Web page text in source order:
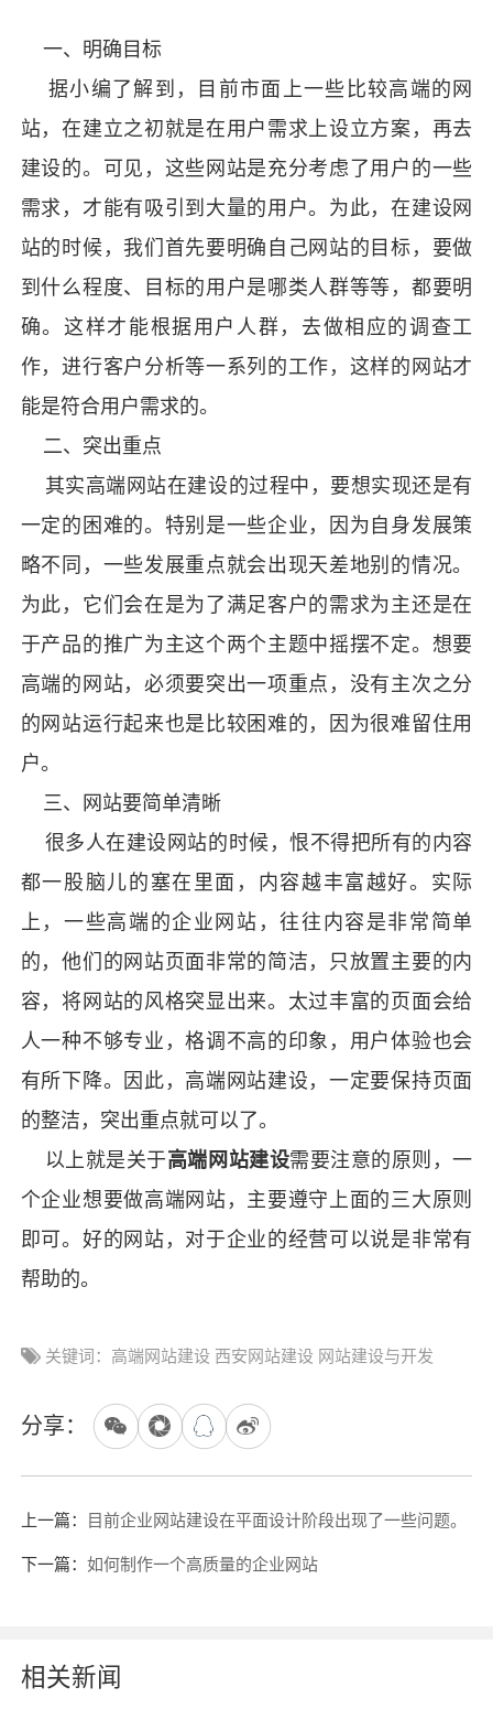
一、明确目标
据小编了解到，目前市面上一些比较高端的网
站，在建立之初就是在用户需求上设立方案，再去
建设的。可见，这些网站是充分考虑了用户的一些
需求，才能有吸引到大量的用户。为此，在建设网
站的时候，我们首先要明确自己网站的目标，要做
到什么程度、目标的用户是哪类人群等等，都要明
确。这样才能根据用户人群，去做相应的调查工
作，进行客户分析等一系列的工作，这样的网站才
能是符合用户需求的。
二、突出重点
其实高端网站在建设的过程中，要想实现还是有
一定的困难的。特别是一些企业，因为自身发展策
略不同，一些发展重点就会出现天差地别的情况。
为此，它们会在是为了满足客户的需求为主还是在
于产品的推广为主这个两个主题中摇摆不定。想要
高端的网站，必须要突出一项重点，没有主次之分
的网站运行起来也是比较困难的，因为很难留住用
户。
三、网站要简单清晰
很多人在建设网站的时候，恨不得把所有的内容
都一股脑儿的塞在里面，内容越丰富越好。实际
上，一些高端的企业网站，往往内容是非常简单
的，他们的网站页面非常的简洁，只放置主要的内
容，将网站的风格突显出来。太过丰富的页面会给
人一种不够专业，格调不高的印象，用户体验也会
有所下降。因此，高端 网站建设 ，一定要保持页面
的整洁，突出重点就可以了。
以上就是关于高端 网站建设需要注意的原则，一
个企业想要做高端网站，主要遵守上面的三大原则
即可。好的网站，对于企业的经营可以说是非常有
帮助的。
关键词：高端网站建设 西安网站建设 网站建设与开发
分享：
上一篇： 目前企业网站建设在平面设计阶段出现了一些问题。
下一篇： 如何制作一个高质量的企业网站
相关新闻